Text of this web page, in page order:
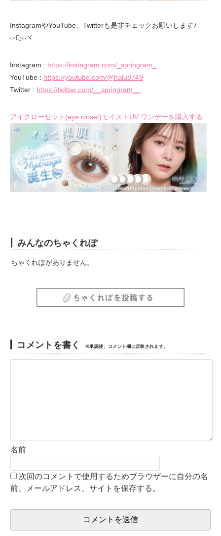
InstagramやYouTube、Twitterも是非チェックお願いしますﾉ
܀ᐧ༚̮ᐧ܀ヾ
Instagram : https://instagram.com/_springram_
YouTube : https://youtube.com/@halu8749
Twitter : https://twitter.com/__springram__
アイクローゼット(eye closet)モイストUV ワンデーを購入する
みんなのちゃくれぽ
ちゃくれぽがありません。
コメントを書く ※承認後、コメント欄に反映されます。
名前
次回のコメントで使用するためブラウザーに自分の名
前、メールアドレス、サイトを保存する。